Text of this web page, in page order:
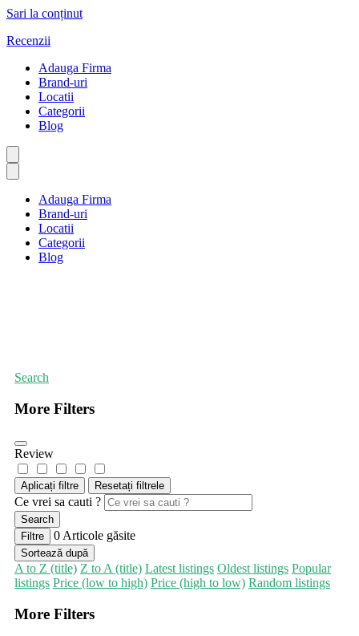
Sari la conținut
Recenzii
Adauga Firma
Brand-uri
Locatii
Categorii
Blog
Adauga Firma
Brand-uri
Locatii
Categorii
Blog
Search
More Filters
Review
Aplicați filtre Resetați filtrele
Ce vrei sa cauti ?
Search
Filtre
0 Articole găsite
Sortează după
A to Z (title) Z to A (title) Latest listings Oldest listings Popular
listings Price (low to high) Price (high to low) Random listings
More Filters